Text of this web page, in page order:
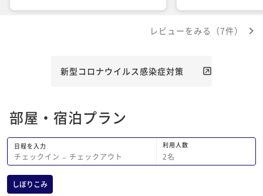
レビューをみる（7件）
新型コロナウイルス感染症対策
部屋・宿泊プラン
日程を入力
チェックイン − チェックアウト
利用人数
2名
しぼりこみ